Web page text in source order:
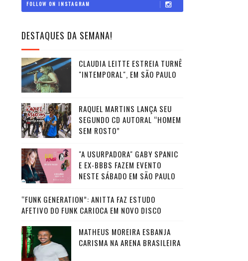
FOLLOW ON INSTAGRAM
DESTAQUES DA SEMANA!
CLAUDIA LEITTE ESTREIA TURNÊ
"INTEMPORAL", EM SÃO PAULO
RAQUEL MARTINS LANÇA SEU
SEGUNDO CD AUTORAL “HOMEM
SEM ROSTO”
"A USURPADORA" GABY SPANIC
E EX-BBBS FAZEM EVENTO
NESTE SÁBADO EM SÃO PAULO
“FUNK GENERATION”: ANITTA FAZ ESTUDO
AFETIVO DO FUNK CARIOCA EM NOVO DISCO
MATHEUS MOREIRA ESBANJA
CARISMA NA ARENA BRASILEIRA